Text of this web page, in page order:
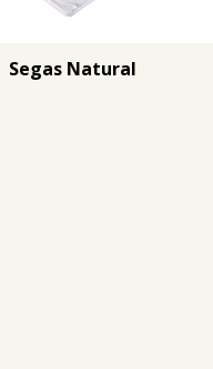
Segas Natural